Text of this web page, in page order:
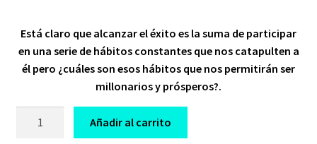
was:
$ 59,00.
is:
$ 10,00.
Está claro que alcanzar el éxito es la suma de participar
en una serie de hábitos constantes que nos catapulten a
él pero ¿cuáles son esos hábitos que nos permitirán ser
millonarios y prósperos?.
Añadir al carrito